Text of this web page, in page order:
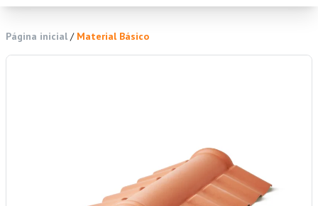
Página inicial / Material Básico